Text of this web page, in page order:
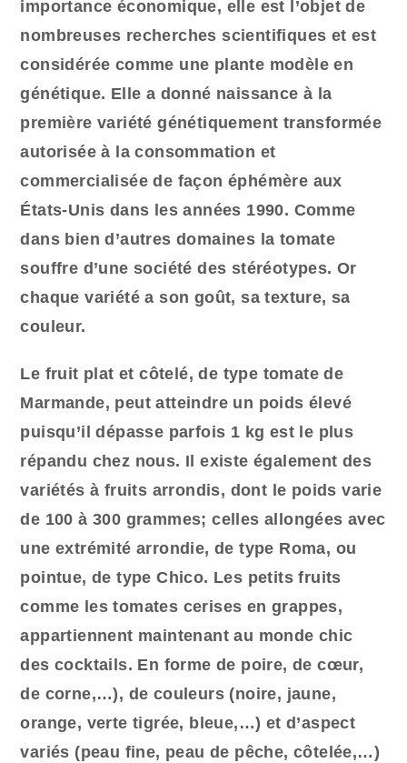
importance économique, elle est l’objet de
nombreuses recherches scientifiques et est
considérée comme une plante modèle en
génétique. Elle a donné naissance à la
première variété génétiquement transformée
autorisée à la consommation et
commercialisée de façon éphémère aux
États-Unis dans les années 1990. Comme
dans bien d’autres domaines la tomate
souffre d’une société des stéréotypes. Or
chaque variété a son goût, sa texture, sa
couleur.
Le fruit plat et côtelé, de type tomate de
Marmande, peut atteindre un poids élevé
puisqu’il dépasse parfois 1 kg est le plus
répandu chez nous. Il existe également des
variétés à fruits arrondis, dont le poids varie
de 100 à 300 grammes; celles allongées avec
une extrémité arrondie, de type Roma, ou
pointue, de type Chico. Les petits fruits
comme les tomates cerises en grappes,
appartiennent maintenant au monde chic
des cocktails. En forme de poire, de cœur,
de corne,…), de couleurs (noire, jaune,
orange, verte tigrée, bleue,…) et d’aspect
variés (peau fine, peau de pêche, côtelée,…)